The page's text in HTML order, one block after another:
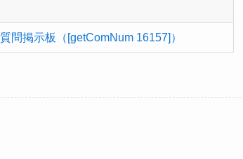
質問掲示板（[getComNum 16157]）